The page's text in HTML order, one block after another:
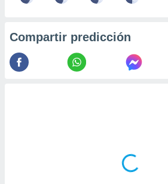
Compartir predicción